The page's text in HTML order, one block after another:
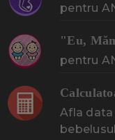
pentru
"Eu,
pentru
Afla